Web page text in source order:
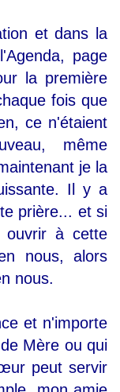
et dans la
page
la première
fois que
ce n'étaient
même
je la
Il y a
prière... et si
ouvrir à cette
nous, alors
nous.
et n'importe
Mère ou qui
peut servir